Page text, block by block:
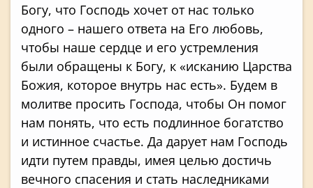
Богу, что Господь хочет от нас только
одного – нашего ответа на Его любовь,
чтобы наше сердце и его устремления
были обращены к Богу, к «исканию Царства
Божия, которое внутрь нас есть». Будем в
молитве просить Господа, чтобы Он помог
нам понять, что есть подлинное богатство
и истинное счастье. Да дарует нам Господь
идти путем правды, имея целью достичь
вечного спасения и стать наследниками